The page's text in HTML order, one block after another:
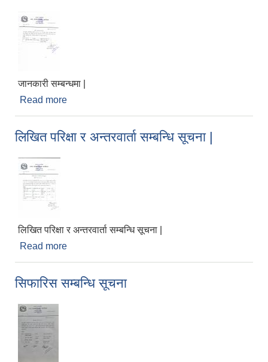
जानकारी सम्बन्धमा |
Read more
लिखित परिक्षा र अन्तरवार्ता सम्बन्धि सूचना |
लिखित परिक्षा र अन्तरवार्ता सम्बन्धि सूचना |
Read more
सिफारिस सम्बन्धि सूचना